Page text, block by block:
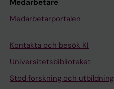
Medarbetare
Medarbetarportalen
Kontakta och besök KI
Universitetsbiblioteket
Stöd forskning och utbildning